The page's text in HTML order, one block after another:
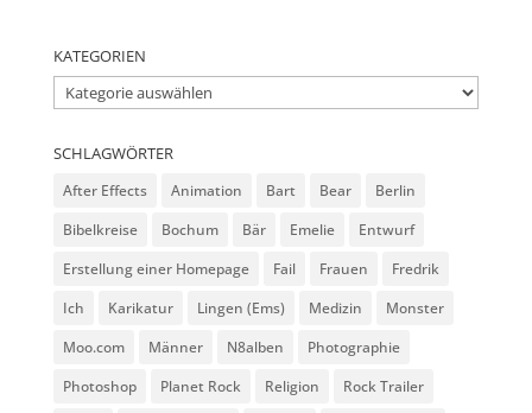
KATEGORIEN
Kategorien
SCHLAGWÖRTER
After Effects Animation Bart Bear
Berlin
Bibelkreise
Bochum Bär Emelie
Entwurf
Erstellung einer Homepage
Fail Frauen
Fredrik
Ich
Karikatur Lingen (Ems) Medizin
Monster
Moo.com
Männer N8alben
Photographie
Photoshop
Planet Rock Religion
Rock Trailer